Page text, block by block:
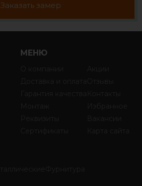
Заказать замер
МЕНЮ